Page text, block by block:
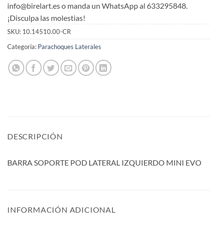
info@birelart.es o manda un WhatsApp al 633295848.
¡Disculpa las molestias!
SKU: 10.14510.00-CR
Categoría: Parachoques Laterales
DESCRIPCIÓN
BARRA SOPORTE POD LATERAL IZQUIERDO MINI EVO
INFORMACIÓN ADICIONAL